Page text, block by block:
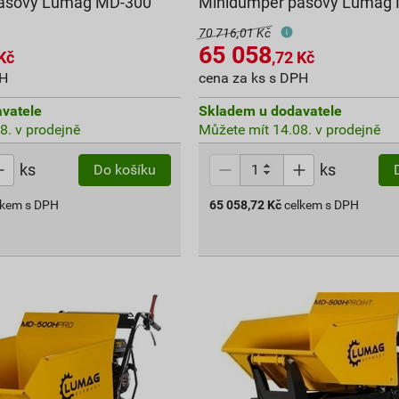
v prodejně
ks Do košíku
s DPH
70 716,01 Kč
65 058,72 Kč
cena za ks s DPH
Skladem u dodavatele
Můžete mít 14.08. v prodejně
ks
65 058,72 Kčcelkem s DPH